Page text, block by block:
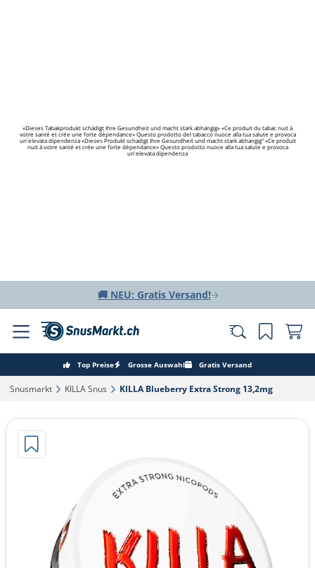
«Dieses Tabakprodukt schädigt Ihre Gesundheit und macht stark abhängig» «Ce produit du tabac nuit à
votre santé et crée une forte dépendance» Questo prodotto del tabacco nuoce alla tua salute e provoca
un'elevata dipendenza «Dieses Produkt schadigt Ihre Gesundheit und macht stark abhangig" «Ce produit
nuit à votre santé et crée une forte dépendance» Questo prodotto nuoce alla tua salute e provoca
un'elevata dipendenza
🚚 NEU: Gratis Versand!
Top Preise Grosse Auswahl Gratis Versand
Snusmarkt‎ KILLA Snus‎ KILLA Blueberry Extra Strong 13,2mg‎